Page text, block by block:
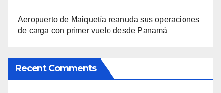
Aeropuerto de Maiquetía reanuda sus operaciones
de carga con primer vuelo desde Panamá
Recent Comments